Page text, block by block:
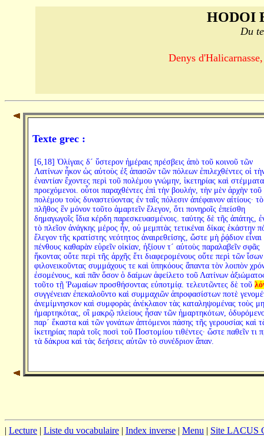
HODOI
Du
Denys
Texte grec :
[6,18] Ὀλίγαις δ´ ὕστερον ἡμέραις πρέσβεις ἀπὸ τοῦ κοινοῦ τῶν
Λατίνων ἧκον ὡς αὐτοὺς ἐξ ἁπασῶν τῶν πόλεων ἐπιλεχθέντες οἱ
ἐναντίαν ἔχοντες περὶ τοῦ πολέμου γνώμην, ἱκετηρίας καὶ στέμματα
προεχόμενοι. οὗτοι παραχθέντες ἐπὶ τὴν βουλήν, τὴν μὲν ἀρχὴν τοῦ
πολέμου τοὺς δυναστεύοντας ἐν ταῖς πόλεσιν ἀπέφαινον αἰτίους·
πλῆθος ἓν μόνον τοῦτο ἁμαρτεῖν ἔλεγον, ὅτι πονηροῖς ἐπείσθη
δημαγωγοῖς ἴδια κέρδη παρεσκευασμένοις. ταύτης δὲ τῆς ἀπάτης,
τὸ πλεῖον ἀνάγκης μέρος ἦν, οὐ μεμπτὰς τετικέναι δίκας ἑκάστην
ἔλεγον τῆς κρατίστης νεότητος ἀναιρεθείσης, ὥστε μὴ ῥᾴδιον εἶναι
πένθους καθαρὰν εὑρεῖν οἰκίαν, ἠξίουν τ´ αὐτοὺς παραλαβεῖν σφᾶς
ἥκοντας οὔτε περὶ τῆς ἀρχῆς ἔτι διαφερομένους οὔτε περὶ τῶν ἴσων
φιλονεικοῦντας συμμάχους τε καὶ ὑπηκόους ἅπαντα τὸν λοιπὸν
ἐσομένους, καὶ πᾶν ὅσον ὁ δαίμων ἀφείλετο τοῦ Λατίνων
τοῦτο τῇ Ῥωμαίων προσθήσοντας εὐποτμίᾳ. τελευτῶντες δὲ τοῦ
συγγένειαν ἐπεκαλοῦντο καὶ συμμαχιῶν ἀπροφασίστων ποτὲ
ἀνεμίμνησκον καὶ συμφορὰς ἀνέκλαιον τὰς καταληψομένας τοὺς
ἡμαρτηκότας, οἳ μακρῷ πλείους ἦσαν τῶν ἡμαρτηκότων,
παρ´ ἕκαστα καὶ τῶν γονάτων ἁπτόμενοι πάσης τῆς γερουσίας καὶ
ἱκετηρίας παρὰ τοῖς ποσὶ τοῦ Ποστομίου τιθέντες· ὥστε παθεῖν τι
τὰ δάκρυα καὶ τὰς δεήσεις αὐτῶν τὸ συνέδριον ἅπαν.
| Lecture | Liste du vocabulaire | Index inverse | Menu | Site LACUS